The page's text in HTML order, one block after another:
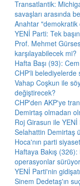
Transatlantik:
savaşları arasında
Anahtar "demokratik
YENİ Parti: Tek
Prof. Mehmet
karşılayabilecek mi?
Hafta Başı (93):
CHP'li belediyelerde
Vahap Coşkun ile
değiştirecek?
CHP'den AKP'ye
Demirtaş olmadan
Roj Girasun ile
Selahattin Demirtaş
Hoca'nın parti
Haftaya Bakış
operasyonlar
YENİ Parti'nin
Sinem Dedetaş'ın